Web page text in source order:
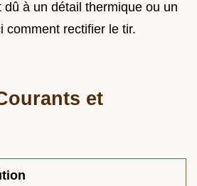
dû à un détail thermique ou un
comment rectifier le tir.
et